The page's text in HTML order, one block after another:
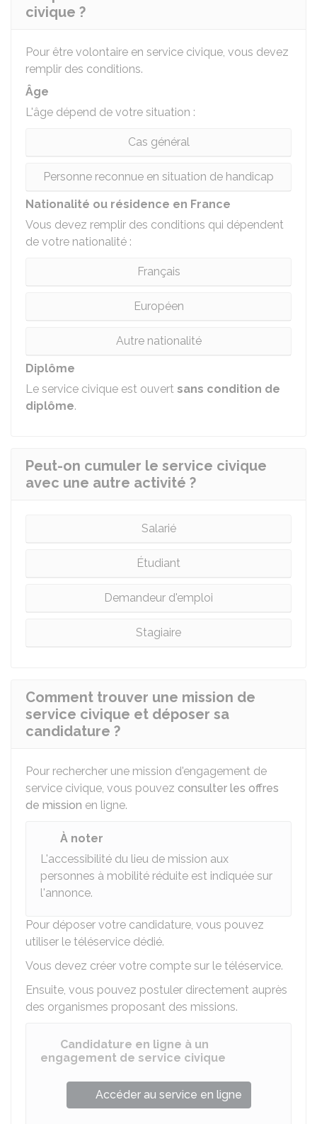
civique ?
Pour être volontaire en service civique, vous devez
remplir des conditions.
Âge
L'âge dépend de votre situation :
Cas général
Personne reconnue en situation de handicap
Nationalité ou résidence en France
Vous devez remplir des conditions qui dépendent
de votre nationalité :
Français
Européen
Autre nationalité
Diplôme
Le service civique est ouvert sans condition de
diplôme.
Peut-on cumuler le service civique
avec une autre activité ?
Salarié
Étudiant
Demandeur d'emploi
Stagiaire
Comment trouver une mission de
service civique et déposer sa
candidature ?
Pour rechercher une mission d'engagement de
service civique, vous pouvez consulter les offres
de mission en ligne.
À noter
L'accessibilité du lieu de mission aux
personnes à mobilité réduite est indiquée sur
l'annonce.
Pour déposer votre candidature, vous pouvez
utiliser le téléservice dédié.
Vous devez créer votre compte sur le téléservice.
Ensuite, vous pouvez postuler directement auprès
des organismes proposant des missions.
Candidature en ligne à un
engagement de service civique
Accéder au service en ligne